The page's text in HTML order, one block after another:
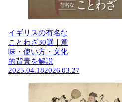
イギリスの有名な
ことわざ30選｜意
味・使い方・文化
的背景を解説
2025.04.182026.03.27